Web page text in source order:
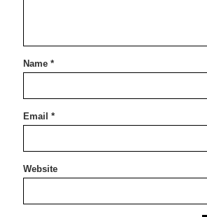
Name *
Email *
Website